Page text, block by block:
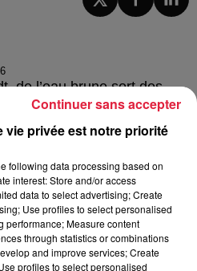
de l’eau brune sort des
à Strasbourg :
Trautmann réagit
vie privée est notre priorité
following data processing based on
interest: Store and/or access
data to select advertising; Create
Use profiles to select personalised
performance; Measure content
through statistics or combinations
and improve services; Create
profiles to select personalised
Continuer sans accepter